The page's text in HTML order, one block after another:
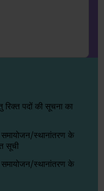
रिक्त पदों की सूचना का
स्थानांतरण के
सूची
स्थानांतरण के